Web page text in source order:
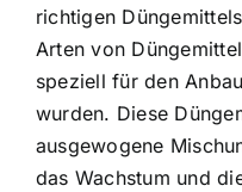
richtigen
Arten von
speziell für den
wurden. Diese
ausgewogene
das Wachstum und